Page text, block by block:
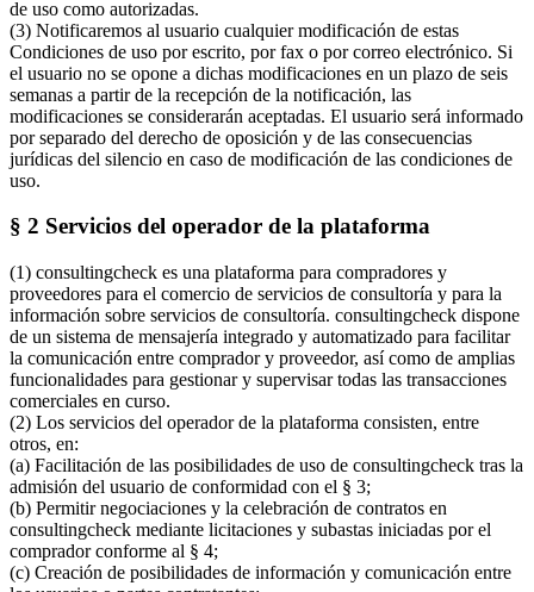
de uso como autorizadas.
(3) Notificaremos al usuario cualquier modificación de estas
Condiciones de uso por escrito, por fax o por correo electrónico. Si
el usuario no se opone a dichas modificaciones en un plazo de seis
semanas a partir de la recepción de la notificación, las
modificaciones se considerarán aceptadas. El usuario será informado
por separado del derecho de oposición y de las consecuencias
jurídicas del silencio en caso de modificación de las condiciones de
uso.
§ 2 Servicios del operador de la plataforma
(1) consultingcheck es una plataforma para compradores y
proveedores para el comercio de servicios de consultoría y para la
información sobre servicios de consultoría. consultingcheck dispone
de un sistema de mensajería integrado y automatizado para facilitar
la comunicación entre comprador y proveedor, así como de amplias
funcionalidades para gestionar y supervisar todas las transacciones
comerciales en curso.
(2) Los servicios del operador de la plataforma consisten, entre
otros, en:
(a) Facilitación de las posibilidades de uso de consultingcheck tras la
admisión del usuario de conformidad con el § 3;
(b) Permitir negociaciones y la celebración de contratos en
consultingcheck mediante licitaciones y subastas iniciadas por el
comprador conforme al § 4;
(c) Creación de posibilidades de información y comunicación entre